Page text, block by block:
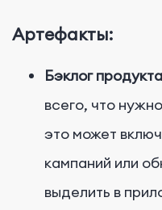
Артефакты:
Бэклог
всего, что
это может
кампаний или
выделить в